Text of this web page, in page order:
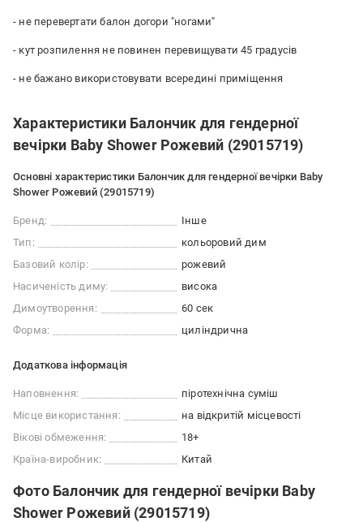
- не перевертати балон догори "ногами"
- кут розпилення не повинен перевищувати 45 градусів
- не бажано використовувати всередині приміщення
Характеристики Балончик для гендерної
вечірки Baby Shower Рожевий (29015719)
Основні характеристики Балончик для гендерної вечірки Baby
Shower Рожевий (29015719)
Бренд:
Інше
Тип:
кольоровий дим
Базовий колір:
рожевий
Насиченість диму:
висока
Димоутворення:
60 сек
Форма:
циліндрична
Додаткова інформація
Наповнення:
піротехнічна суміш
Місце використання:
на відкритій місцевості
Вікові обмеження:
18+
Країна-виробник:
Китай
Фото Балончик для гендерної вечірки Baby
Shower Рожевий (29015719)